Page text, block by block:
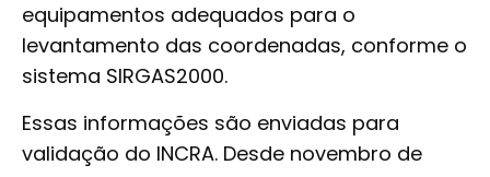
equipamentos adequados para o
levantamento das coordenadas, conforme o
sistema SIRGAS2000.
Essas informações são enviadas para
validação do INCRA. Desde novembro de